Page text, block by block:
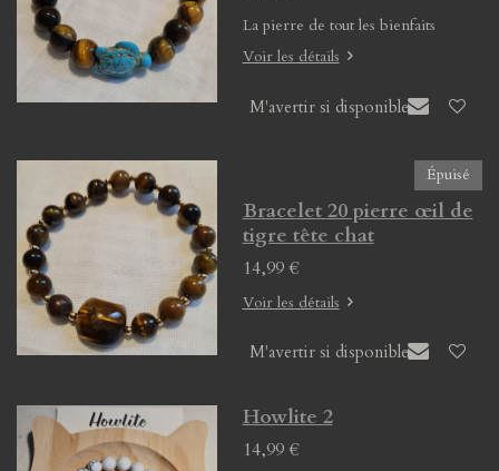
La pierre de tout les bienfaits
Voir les détails
M'avertir si disponible
Épuisé
Bracelet 20 pierre œil de
tigre tête chat
14,99 €
Voir les détails
M'avertir si disponible
Howlite 2
14,99 €